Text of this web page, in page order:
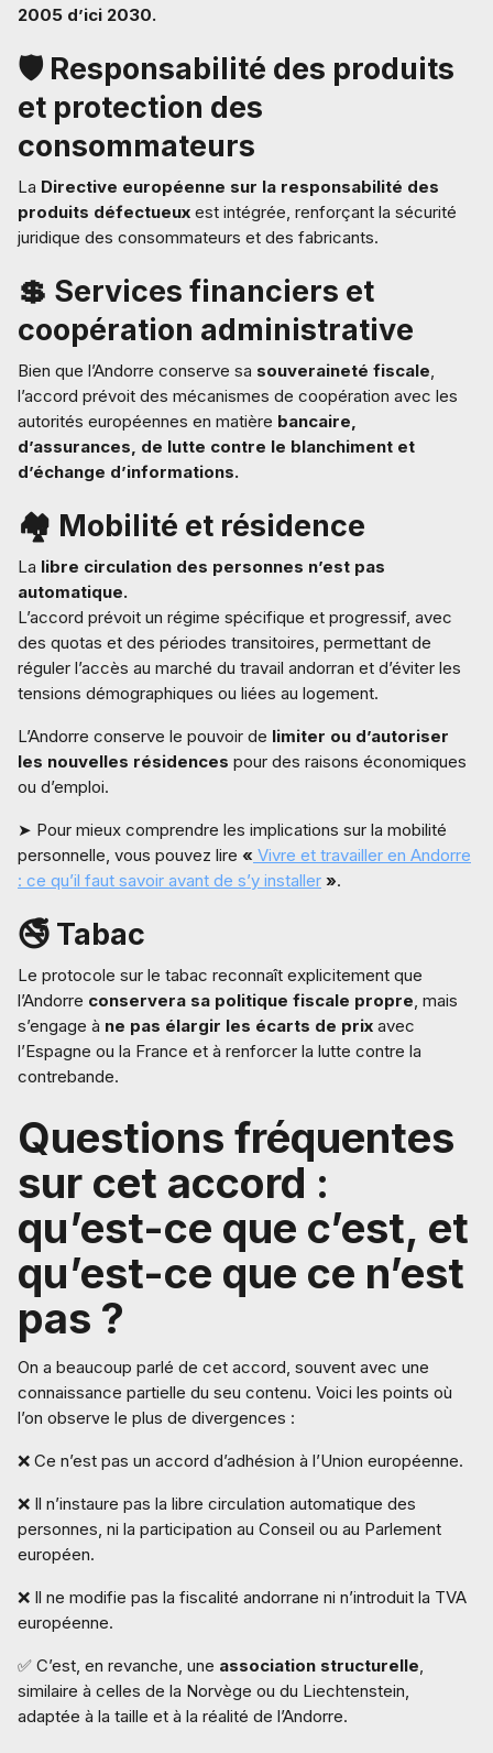
2005 d’ici 2030.
🛡️ Responsabilité des produits
et protection des
consommateurs
La Directive européenne sur la responsabilité des
produits défectueux est intégrée, renforçant la sécurité
juridique des consommateurs et des fabricants.
💲 Services financiers et
coopération administrative
Bien que l’Andorre conserve sa souveraineté fiscale,
l’accord prévoit des mécanismes de coopération avec les
autorités européennes en matière bancaire,
d’assurances, de lutte contre le blanchiment et
d’échange d’informations.
🏘️ Mobilité et résidence
La libre circulation des personnes n’est pas
automatique.
L’accord prévoit un régime spécifique et progressif, avec
des quotas et des périodes transitoires, permettant de
réguler l’accès au marché du travail andorran et d’éviter les
tensions démographiques ou liées au logement.
L’Andorre conserve le pouvoir de limiter ou d’autoriser
les nouvelles résidences pour des raisons économiques
ou d’emploi.
➤ Pour mieux comprendre les implications sur la mobilité
personnelle, vous pouvez lire « Vivre et travailler en Andorre
: ce qu’il faut savoir avant de s’y installer ».
🚭 Tabac
Le protocole sur le tabac reconnaît explicitement que
l’Andorre conservera sa politique fiscale propre, mais
s’engage à ne pas élargir les écarts de prix avec
l’Espagne ou la France et à renforcer la lutte contre la
contrebande.
Questions fréquentes
sur cet accord :
qu’est-ce que c’est, et
qu’est-ce que ce n’est
pas ?
On a beaucoup parlé de cet accord, souvent avec une
connaissance partielle du seu contenu. Voici les points où
l’on observe le plus de divergences :
❌ Ce n’est pas un accord d’adhésion à l’Union européenne.
❌ Il n’instaure pas la libre circulation automatique des
personnes, ni la participation au Conseil ou au Parlement
européen.
❌ Il ne modifie pas la fiscalité andorrane ni n’introduit la TVA
européenne.
✅ C’est, en revanche, une association structurelle,
similaire à celles de la Norvège ou du Liechtenstein,
adaptée à la taille et à la réalité de l’Andorre.